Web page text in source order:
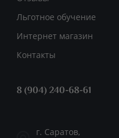
Льготное обучение
Интернет магазин
Контакты
8 (904) 240-68-61
г. Саратов,